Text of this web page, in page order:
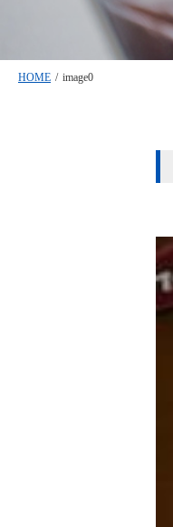
HOME / image0